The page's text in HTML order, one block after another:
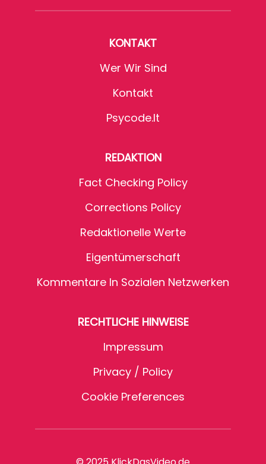
KONTAKT
Wer Wir Sind
Kontakt
Psycode.it
REDAKTION
Fact Checking Policy
Corrections Policy
Redaktionelle Werte
Eigentümerschaft
Kommentare In Sozialen Netzwerken
RECHTLICHE HINWEISE
Impressum
Privacy / Policy
Cookie Preferences